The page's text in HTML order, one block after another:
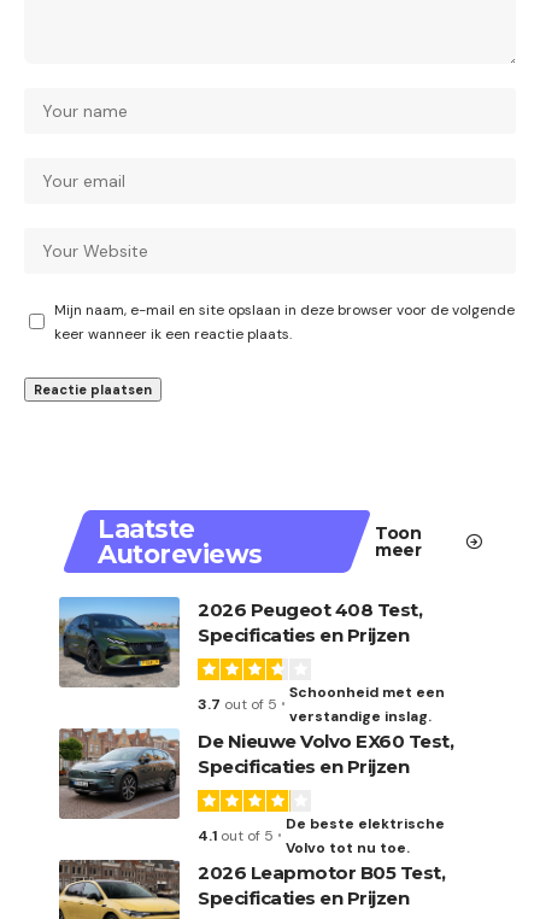
Mijn naam, e-mail en site opslaan in deze browser voor de volgende
keer wanneer ik een reactie plaats.
Laatste
Autoreviews
Toon
meer
2026 Peugeot 408 Test,
Specificaties en Prijzen
3.7 out of 5
Schoonheid met een
verstandige inslag.
De Nieuwe Volvo EX60 Test,
Specificaties en Prijzen
4.1 out of 5
De beste elektrische
Volvo tot nu toe.
2026 Leapmotor B05 Test,
Specificaties en Prijzen